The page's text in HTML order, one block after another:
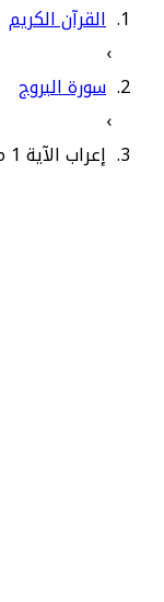
القرآن الكريم
›
سورة البروج
›
إعراب الآية 1 من سورة البروج